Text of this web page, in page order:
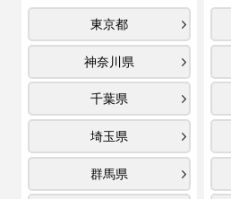
東京都
神奈川県
千葉県
埼玉県
群馬県